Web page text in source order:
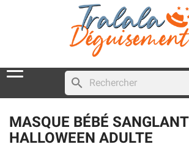
search
MASQUE BÉBÉ SANGLANT
HALLOWEEN ADULTE